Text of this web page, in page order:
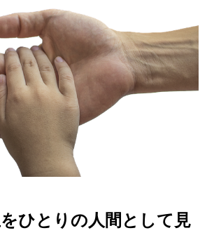
ひとりの人間として見